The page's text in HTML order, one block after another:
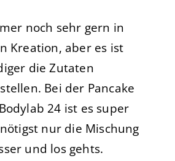
noch sehr gern in
Kreation, aber es ist
die Zutaten
Bei der Pancake
24 ist es super
nur die Mischung
und los gehts.